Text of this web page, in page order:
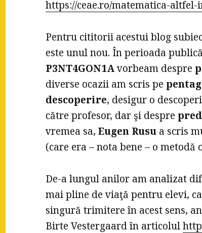
https://ceae.ro/matematica-
Pentru cititorii acestui blog
este unul nou. În perioada
P3NT4GON1Avorbeam despre
diverse ocazii am scris pe
descoperire, desigur o
către profesor, dar şi despre
vremea sa,Eugen Rusu a scris
(care era – nota bene – o metodă
De-a lungul anilor am analizat
mai pline de viaţă pentru elevi,
singură trimitere în acest sens,
Birte Vestergaard în articolul